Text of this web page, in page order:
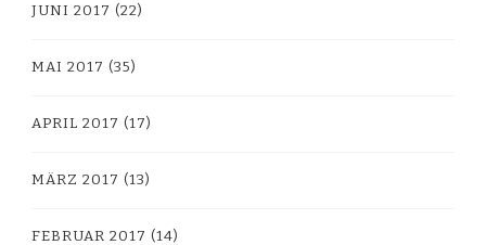
JUNI 2017 (22)
MAI 2017 (35)
APRIL 2017 (17)
MÄRZ 2017 (13)
FEBRUAR 2017 (14)